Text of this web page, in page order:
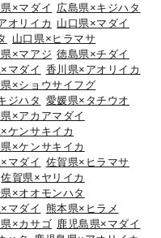
×マダイ 広島県×キジハタ
オリイカ 山口県×マダイ
山口県×ヒラマサ
×マアジ 徳島県×チダイ
マダイ 香川県×アオリイカ
×ショウサイフグ
ジハタ 愛媛県×タチウオ
×アカアマダイ
ケンサキイカ
×ケンサキイカ
マダイ 佐賀県×ヒラマサ
佐賀県×ヤリイカ
×オオモンハタ
マダイ 熊本県×ヒラメ
×カサゴ 鹿児島県×マダイ